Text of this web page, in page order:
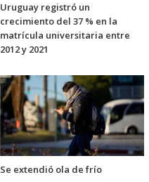
Uruguay registró un
crecimiento del 37 % en la
matrícula universitaria entre
2012 y 2021
Se extendió ola de frío